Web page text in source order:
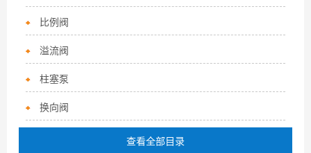
比例阀
溢流阀
柱塞泵
换向阀
查看全部目录